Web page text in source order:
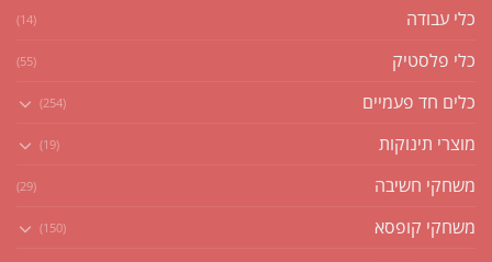
כלי עבודה (14)
כלי פלסטיק (55)
כלים חד פעמיים (254)
מוצרי תינוקות (19)
משחקי חשיבה (29)
משחקי קופסא (150)